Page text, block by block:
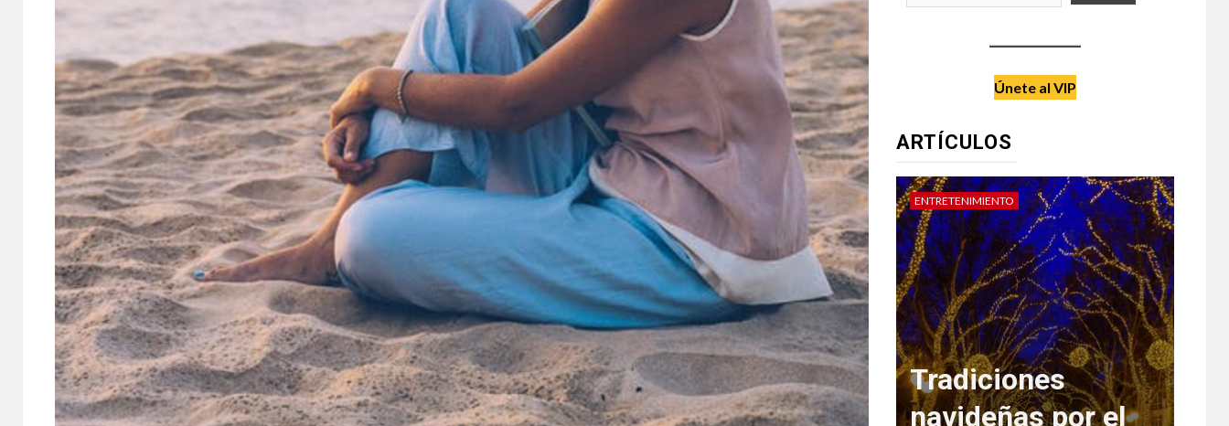
Únete al VIP
ARTÍCULOS
MAYORES ONLINE
La membresía, la
nueva tendencia
PSICO-PREVENCIÓN
Vuelve el grupo de
amistad y pareja
ENTRETENIMIENTO
Tradiciones
navideñas por el
DATE UN